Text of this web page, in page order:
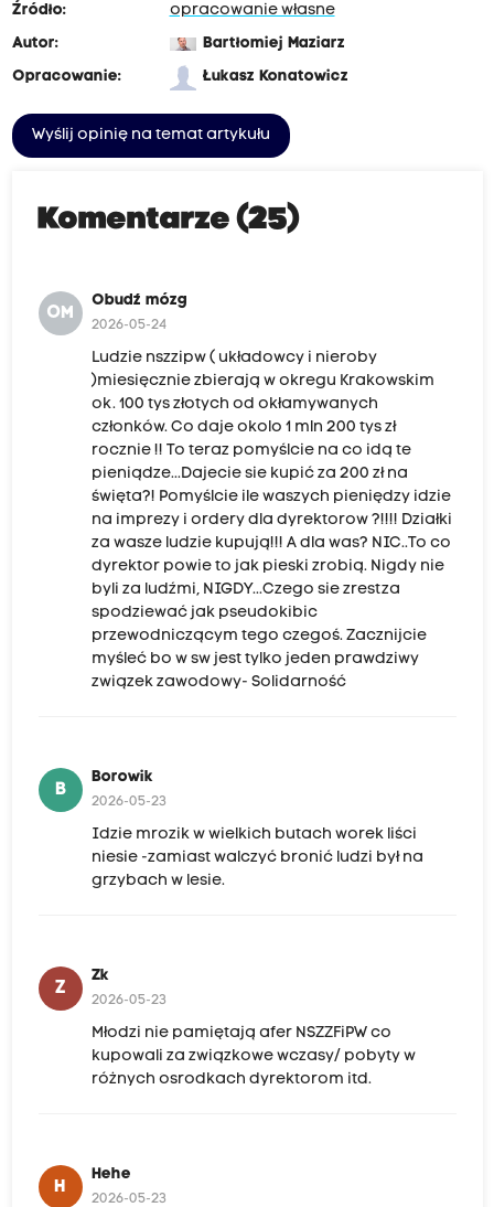
Źródło:
opracowanie własne
Autor:
Bartłomiej Maziarz
Opracowanie:
Łukasz Konatowicz
Wyślij opinię na temat artykułu
Komentarze (25)
OM
Obudź mózg
2026-05-24
Ludzie nszzipw ( układowcy i nieroby
)miesięcznie zbierają w okregu Krakowskim
ok. 100 tys złotych od okłamywanych
członków. Co daje okolo 1 mln 200 tys zł
rocznie !! To teraz pomyślcie na co idą te
pieniądze...Dajecie sie kupić za 200 zł na
święta?! Pomyślcie ile waszych pieniędzy idzie
na imprezy i ordery dla dyrektorow ?!!!! Działki
za wasze ludzie kupują!!! A dla was? NIC..To co
dyrektor powie to jak pieski zrobią. Nigdy nie
byli za ludźmi, NIGDY...Czego sie zrestza
spodziewać jak pseudokibic
przewodniczącym tego czegoś. Zacznijcie
myśleć bo w sw jest tylko jeden prawdziwy
związek zawodowy- Solidarność
B
Borowik
2026-05-23
Idzie mrozik w wielkich butach worek liści
niesie -zamiast walczyć bronić ludzi był na
grzybach w lesie.
Z
Zk
2026-05-23
Młodzi nie pamiętają afer NSZZFiPW co
kupowali za związkowe wczasy/ pobyty w
różnych osrodkach dyrektorom itd.
H
Hehe
2026-05-23